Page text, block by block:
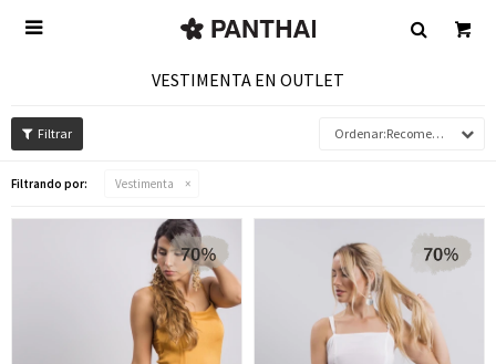

VESTIMENTA EN OUTLET
Recomendados
Filtrando por: Vestimenta